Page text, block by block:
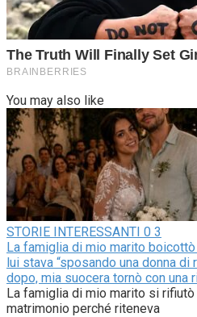
You may also like
STORIE INTERESSANTI 0 3
La famiglia di mio marito
lui stava “sposando una donna
dopo, mia suocera tornò con una
La famiglia di mio marito si
matrimonio perché riteneva